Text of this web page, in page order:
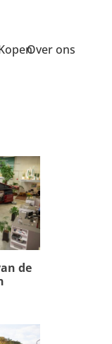
Over ons
de